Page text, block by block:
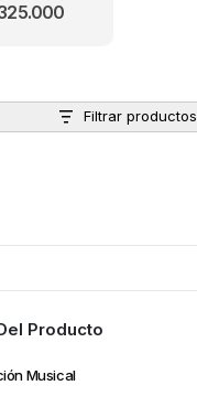
Filtrar productos
Producto
Musical